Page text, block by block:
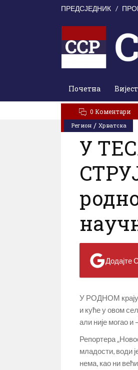
ПРЕДСЈЕДНИК
Почетна
АКТУЕЛНО:
Линта:
Регион / Хрватска
0 Коментари
У
Додајте
У РОДНОМ крају
и куће у овом
али није могао и
Репортера
младости, води
нема, као ни